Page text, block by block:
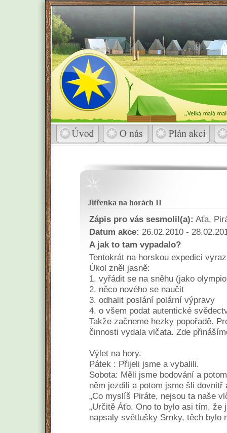
Jitřenka na horách II
Zápis pro vás sesmolil(a): Aťa,
Datum akce: 26.02.2010 -
A jak to tam vypadalo?
Tentokrát na horskou expedici
Úkol zněl jasně:
1. vyřádit se na sněhu (jako
2. něco nového se naučit
3. odhalit poslání polární výpravy
4. o všem podat autentické
Takže začneme hezky popořadě.
činnosti vydala vlčata. Zde
Výlet na hory.
Pátek : Přijeli jsme a vybalili.
Sobota: Měli jsme bodování a
něm jezdili a potom jsme šli
„Co myslíš Piráte, nejsou ta naše
„Určitě Áťo. Ono to bylo asi tím, že
napsaly světlušky Srnky, těch bylo